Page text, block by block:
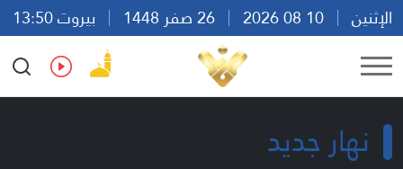
الإثنين
بيروت 13:50
Ar
En Fr Es
نهار جديد